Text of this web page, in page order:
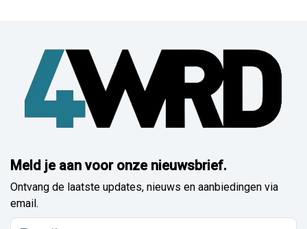
Meld je aan voor onze nieuwsbrief.
Ontvang de laatste updates, nieuws en aanbiedingen via
email.